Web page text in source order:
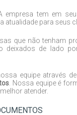
empresa tem em
para seus
que não tenham
deixados de lado
equipe através
. Nossa equipe é
atender.